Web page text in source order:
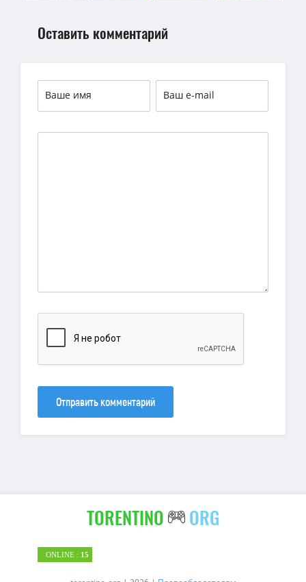
Оставить комментарий
Отправить комментарий
TORENTINO ORG
ONLINE : 15